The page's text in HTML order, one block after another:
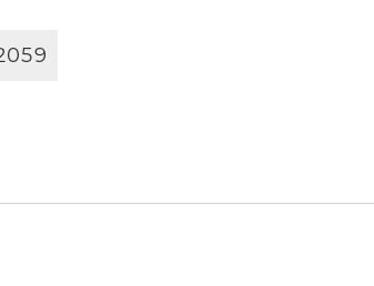
059